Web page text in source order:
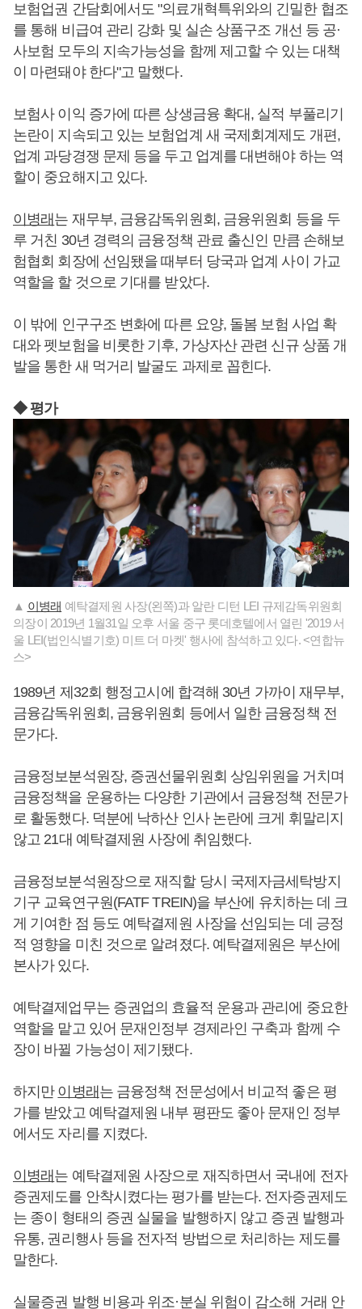
보험업권 간담회에서도 "의료개혁특위와의 긴밀한 협조
를 통해 비급여 관리 강화 및 실손 상품구조 개선 등 공·
사보험 모두의 지속가능성을 함께 제고할 수 있는 대책
이 마련돼야 한다"고 말했다.
보험사 이익 증가에 따른 상생금융 확대, 실적 부풀리기
논란이 지속되고 있는 보험업계 새 국제회계제도 개편,
업계 과당경쟁 문제 등을 두고 업계를 대변해야 하는 역
할이 중요해지고 있다.
이병래 는 재무부, 금융감독위원회, 금융위원회 등을 두
루 거친 30년 경력의 금융정책 관료 출신인 만큼 손해보
험협회 회장에 선임됐을 때부터 당국과 업계 사이 가교
역할을 할 것으로 기대를 받았다.
이 밖에 인구구조 변화에 따른 요양, 돌봄 보험 사업 확
대와 펫보험을 비롯한 기후, 가상자산 관련 신규 상품 개
발을 통한 새 먹거리 발굴도 과제로 꼽힌다.
◆ 평가
▲ 이병래 예탁결제원 사장(왼쪽)과 알란 디턴 LEI 규제감독위원회
의장이 2019년 1월31일 오후 서울 중구 롯데호텔에서 열린 '2019 서
울 LEI(법인식별기호) 미트 더 마켓' 행사에 참석하고 있다. <연합뉴
스>
1989년 제32회 행정고시에 합격해 30년 가까이 재무부,
금융감독위원회, 금융위원회 등에서 일한 금융정책 전
문가다.
금융정보분석원장, 증권선물위원회 상임위원을 거치며
금융정책을 운용하는 다양한 기관에서 금융정책 전문가
로 활동했다. 덕분에 낙하산 인사 논란에 크게 휘말리지
않고 21대 예탁결제원 사장에 취임했다.
금융정보분석원장으로 재직할 당시 국제자금세탁방지
기구 교육연구원(FATF TREIN)을 부산에 유치하는 데 크
게 기여한 점 등도 예탁결제원 사장을 선임되는 데 긍정
적 영향을 미친 것으로 알려졌다. 예탁결제원은 부산에
본사가 있다.
예탁결제업무는 증권업의 효율적 운용과 관리에 중요한
역할을 맡고 있어 문재인정부 경제라인 구축과 함께 수
장이 바뀔 가능성이 제기됐다.
하지만 이병래 는 금융정책 전문성에서 비교적 좋은 평
가를 받았고 예탁결제원 내부 평판도 좋아 문재인 정부
에서도 자리를 지켰다.
이병래 는 예탁결제원 사장으로 재직하면서 국내에 전자
증권제도를 안착시켰다는 평가를 받는다. 전자증권제도
는 종이 형태의 증권 실물을 발행하지 않고 증권 발행과
유통, 권리행사 등을 전자적 방법으로 처리하는 제도를
말한다.
실물증권 발행 비용과 위조·분실 위험이 감소해 거래 안